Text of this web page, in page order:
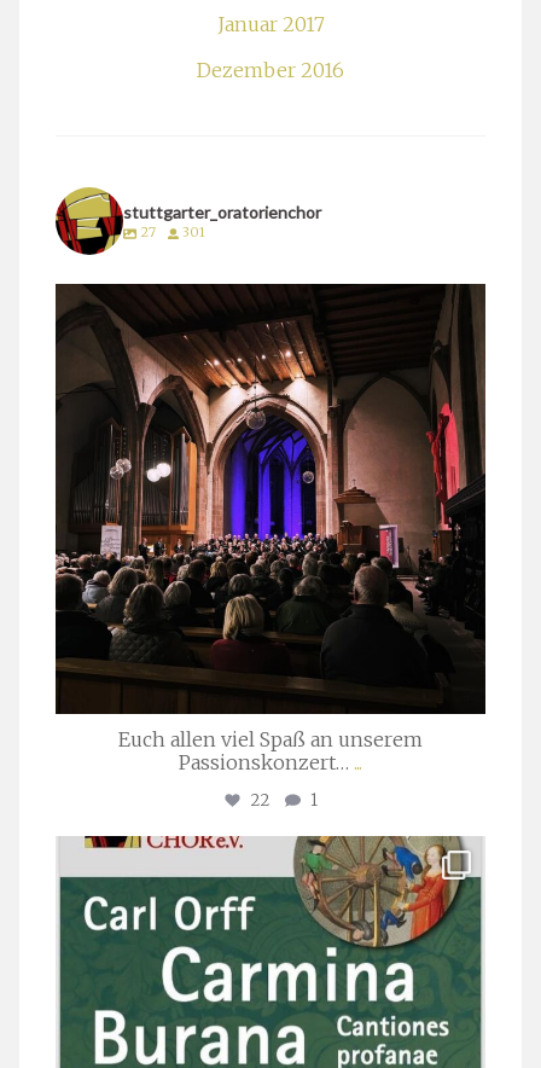
Januar 2017
Dezember 2016
stuttgarter_oratorienchor
27 301
stuttgarter_oratorienchor
März 24
Euch allen viel Spaß an unserem
Passionskonzert… ...
22 1
stuttgarter_oratorienchor
Juli 22